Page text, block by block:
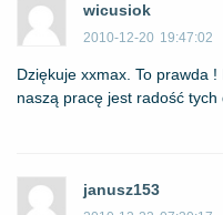
wicusiok
2010-12-20 19:47:02
Dziękuje xxmax. To prawda
naszą pracę jest radość
janusz153